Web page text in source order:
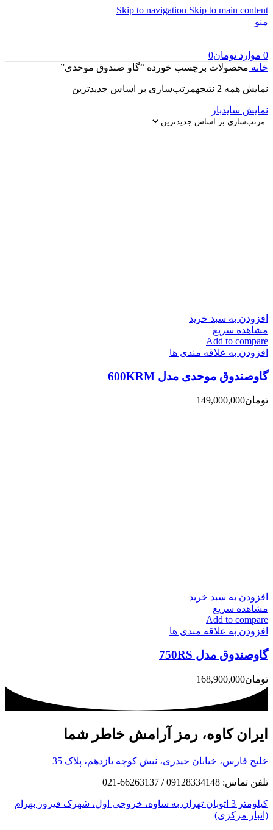
Skip to navigation Skip to main content
منو
0 موارد تومان0
خانه محصولات برچسب خورده “گاو صندوق موحدی”
نمایش همه 2 نتیجه مرتب‌سازی بر اساس جدیدترین
نمایش سایدبار
افزودن به سبد خرید
مشاهده سریع
Add to compare
افزودن به علاقه مندی ها
گاوصندوق موحدی مدل 600KRM
تومان149,000,000
افزودن به سبد خرید
مشاهده سریع
Add to compare
افزودن به علاقه مندی ها
گاوصندوق مدل 750RS
تومان168,900,000
ایران کاوه، رمز آرامش خاطر شما
خلیج فارس، خیابان حیدری، نبش کوچه یازدهم، پلاک 35
تلفن تماس: 09128334148 / 66263137-021
کیلومتر 3 اتوبان تهران به ساوه، خروجی اول، شهرک فیروز بهرام
(انبار مرکزی)